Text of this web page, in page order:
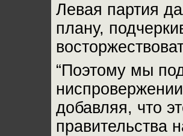
Левая партия
плану,
“Поэтому мы
добавляя, что
правительства